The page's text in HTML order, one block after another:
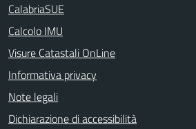
CalabriaSUE
Calcolo IMU
Visure Catastali OnLine
Informativa privacy
Note legali
Dichiarazione di accessibilità